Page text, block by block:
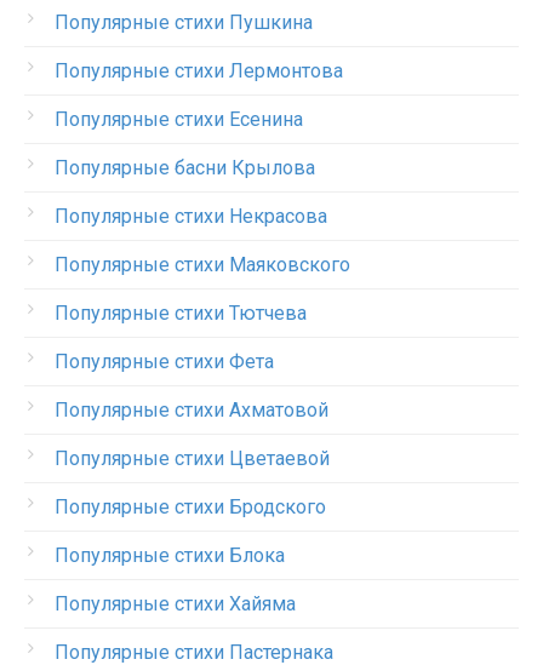
Популярные стихи Пушкина
Популярные стихи Лермонтова
Популярные стихи Есенина
Популярные басни Крылова
Популярные стихи Некрасова
Популярные стихи Маяковского
Популярные стихи Тютчева
Популярные стихи Фета
Популярные стихи Ахматовой
Популярные стихи Цветаевой
Популярные стихи Бродского
Популярные стихи Блока
Популярные стихи Хайяма
Популярные стихи Пастернака